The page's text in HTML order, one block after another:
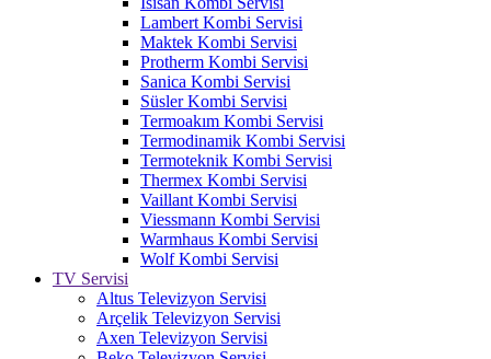
Lambert Kombi Servisi
Maktek Kombi Servisi
Protherm Kombi Servisi
Sanica Kombi Servisi
Süsler Kombi Servisi
Termoakım Kombi Servisi
Termodinamik Kombi Servisi
Termoteknik Kombi Servisi
Thermex Kombi Servisi
Vaillant Kombi Servisi
Viessmann Kombi Servisi
Warmhaus Kombi Servisi
Wolf Kombi Servisi
TV Servisi
Altus Televizyon Servisi
Arçelik Televizyon Servisi
Axen Televizyon Servisi